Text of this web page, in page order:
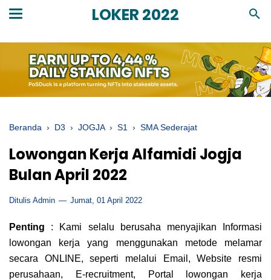
LOKER 2022
Beranda › D3 › JOGJA › S1 › SMA Sederajat
Lowongan Kerja Alfamidi Jogja
Bulan April 2022
Ditulis Admin Jumat, 01 April 2022
Penting : Kami selalu berusaha menyajikan Informasi
lowongan kerja yang menggunakan metode melamar
secara ONLINE, seperti melalui Email, Website resmi
perusahaan, E-recruitment, Portal lowongan kerja